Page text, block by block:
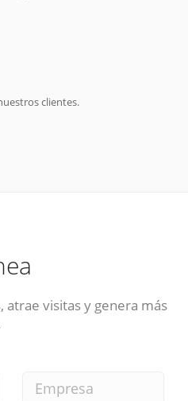
clientes.
atrae visitas y genera más